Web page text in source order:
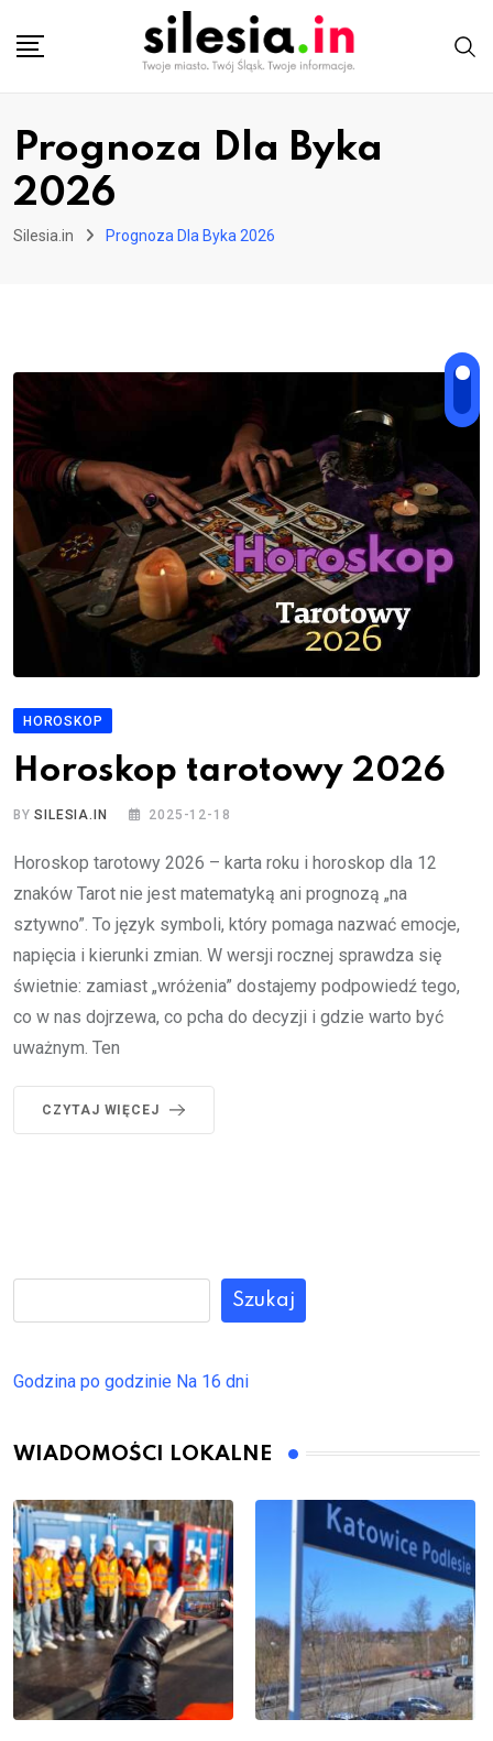
Prognoza Dla Byka
2026
Silesia.in Prognoza Dla Byka 2026
HOROSKOP
Horoskop tarotowy 2026
BYSILESIA.IN 2025-12-18
Horoskop tarotowy 2026 – karta roku i horoskop dla 12
znaków Tarot nie jest matematyką ani prognozą „na
sztywno”. To język symboli, który pomaga nazwać emocje,
napięcia i kierunki zmian. W wersji rocznej sprawdza się
świetnie: zamiast „wróżenia” dostajemy podpowiedź tego,
co w nas dojrzewa, co pcha do decyzji i gdzie warto być
uważnym. Ten
CZYTAJ WIĘCEJ
Szukaj
Godzina po godzinie Na 16 dni
WIADOMOŚCI LOKALNE